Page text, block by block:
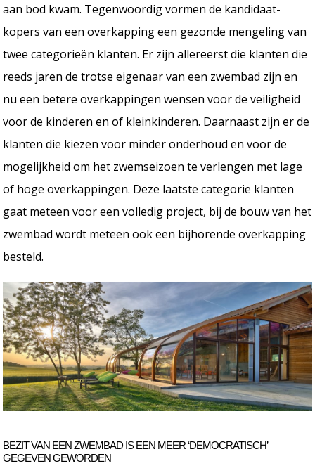
aan bod kwam. Tegenwoordig vormen de kandidaat-
kopers van een overkapping een gezonde mengeling van
twee categorieën klanten. Er zijn allereerst die klanten die
reeds jaren de trotse eigenaar van een zwembad zijn en
nu een betere overkappingen wensen voor de veiligheid
voor de kinderen en of kleinkinderen. Daarnaast zijn er de
klanten die kiezen voor minder onderhoud en voor de
mogelijkheid om het zwemseizoen te verlengen met lage
of hoge overkappingen. Deze laatste categorie klanten
gaat meteen voor een volledig project, bij de bouw van het
zwembad wordt meteen ook een bijhorende overkapping
besteld.
BEZIT VAN EEN ZWEMBAD IS EEN MEER ‘DEMOCRATISCH’
GEGEVEN GEWORDEN